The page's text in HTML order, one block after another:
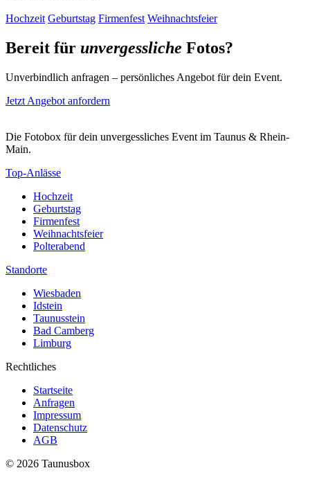
Hochzeit Geburtstag Firmenfest Weihnachtsfeier
Bereit für unvergessliche Fotos?
Unverbindlich anfragen – persönliches Angebot für dein Event.
Jetzt Angebot anfordern
Die Fotobox für dein unvergessliches Event im Taunus & Rhein-
Main.
Top-Anlässe
Hochzeit
Geburtstag
Firmenfest
Weihnachtsfeier
Polterabend
Standorte
Wiesbaden
Idstein
Taunusstein
Bad Camberg
Limburg
Rechtliches
Startseite
Anfragen
Impressum
Datenschutz
AGB
© 2026 Taunusbox